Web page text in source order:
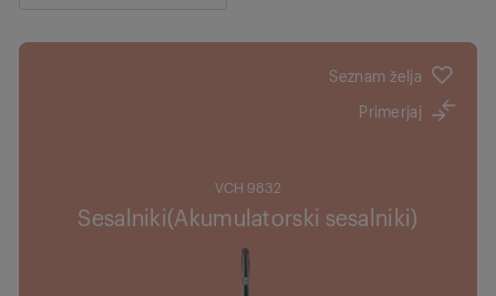
Seznam želja
Primerjaj
VCH 9832
Sesalniki(Akumulatorski sesalniki)